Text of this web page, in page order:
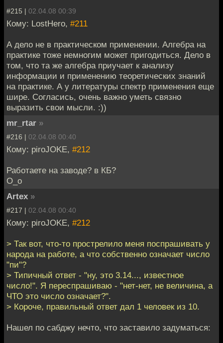
#215 | 02.04.08 00:39
Кому: LostHero, #211
А дело не в практическом применении. Алгебра на
практике тоже немногим может пригодиться. Дело в
том, что та же алгебра приучает к анализу
информации и применению теоретических знаний
на практике. А у литературы спектр применения еще
шире. Согласись, очень важно уметь связно
выразить свои мысли. :))
mr_rtar »
#216 | 02.04.08 00:40
Кому: piroJOKE, #212
Работаете на заводе? в КБ?
О_о
Artex »
#217 | 02.04.08 00:40
Кому: piroJOKE, #212
> Так вот, что-то прострелило меня поспрашивать у
народа на работе, а что собственно означает число
"пи"?
> Типичный ответ - "ну, это 3.14..., известное
число!". Я переспрашиваю - "нет-нет, не величина, а
ЧТО это число означает?".
> Короче, правильный ответ дал 1 человек из 10.
Нашел по сабджу нечто, что заставило задуматься: